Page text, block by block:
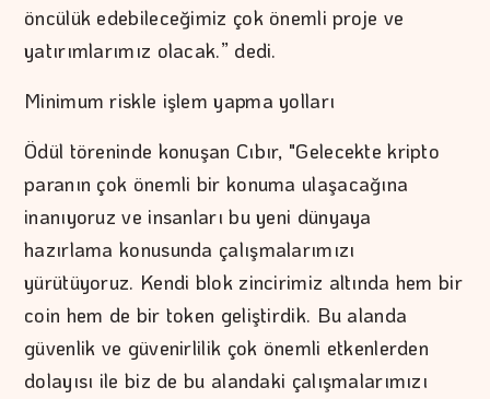
öncülük edebileceğimiz çok önemli proje ve
yatırımlarımız olacak.” dedi.
Minimum riskle işlem yapma yolları
Ödül töreninde konuşan Cıbır, "Gelecekte kripto
paranın çok önemli bir konuma ulaşacağına
inanıyoruz ve insanları bu yeni dünyaya
hazırlama konusunda çalışmalarımızı
yürütüyoruz. Kendi blok zincirimiz altında hem bir
coin hem de bir token geliştirdik. Bu alanda
güvenlik ve güvenirlilik çok önemli etkenlerden
dolayısı ile biz de bu alandaki çalışmalarımızı